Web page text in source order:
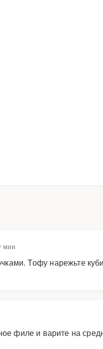
мин
Тофу нарежьте
филе и варите на